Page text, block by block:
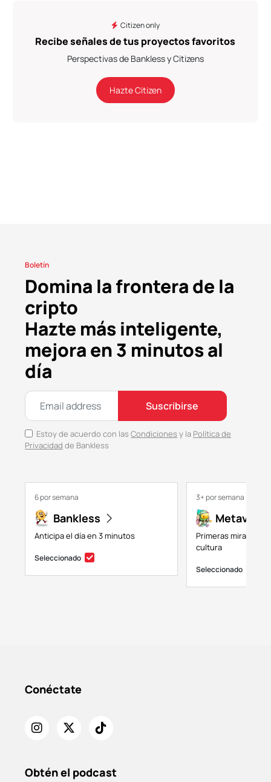
Citizen only
Recibe señales de tus proyectos favoritos
Perspectivas de Bankless y Citizens
Hazte Citizen
Boletín
Domina la frontera de la
cripto
Hazte más inteligente,
mejora en 3 minutos al
día
Suscribirse
Estoy de acuerdo con lasCondiciones y la Política de
Privacidad de Bankless
6 por semana
Bankless
Anticipa el día en 3 minutos
Seleccionado
3+ por semana
Primeras miradas a
cultura
Seleccionado
Conéctate
Obtén el podcast